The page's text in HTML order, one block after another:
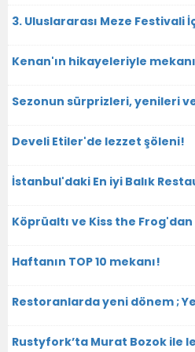
3. Uluslararası Meze Festivali
Kenan'ın hikayeleriyle
Sezonun sürprizleri, yenileri
Develi Etiler'de lezzet şöleni!
İstanbul'daki En iyi Balık
Köprüaltı ve Kiss the Frog'dan
Haftanın TOP 10 mekanı!
Restoranlarda yeni dönem ;
Rustyfork’ta Murat Bozok ile